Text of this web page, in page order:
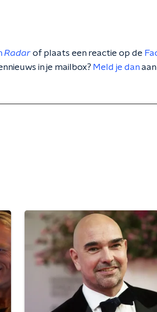
Radar of plaats een reactie op de
in je mailbox? Meld je dan